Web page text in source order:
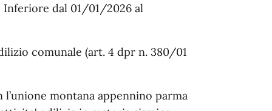
Inferiore dal 01/01/2026 al
comunale (art. 4 dpr n. 380/01
montana appennino parma